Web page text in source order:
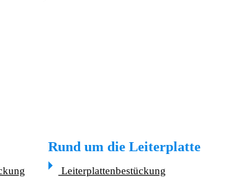
Rund um die Leiterplatte
Leiterplattenbestückung